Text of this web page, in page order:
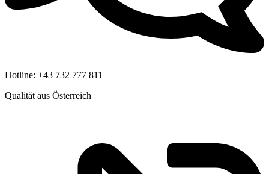
Hotline: +43 732 777 811
Qualität aus Österreich